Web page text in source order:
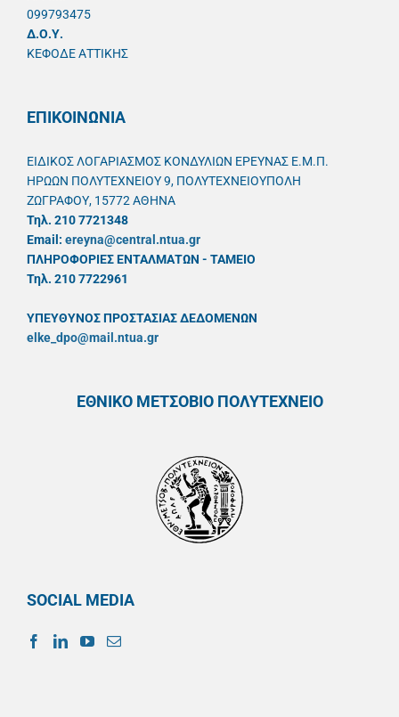
099793475
Δ.Ο.Υ.
ΚΕΦΟΔΕ ΑΤΤΙΚΗΣ
ΕΠΙΚΟΙΝΩΝΙΑ
ΕΙΔΙΚΟΣ ΛΟΓΑΡΙΑΣΜΟΣ ΚΟΝΔΥΛΙΩΝ ΕΡΕΥΝΑΣ Ε.Μ.Π.
ΗΡΩΩΝ ΠΟΛΥΤΕΧΝΕΙΟΥ 9, ΠΟΛΥΤΕΧΝΕΙΟΥΠΟΛΗ
ΖΩΓΡΑΦΟΥ, 15772 ΑΘΗΝΑ
Τηλ. 210 7721348
Email: ereyna@central.ntua.gr
ΠΛΗΡΟΦΟΡΙΕΣ ΕΝΤΑΛΜΑΤΩΝ - ΤΑΜΕΙΟ
Τηλ. 210 7722961
ΥΠΕΥΘYΝΟΣ ΠΡΟΣΤΑΣΙΑΣ ΔΕΔΟΜΕΝΩΝ
elke_dpo@mail.ntua.gr
ΕΘΝΙΚΟ ΜΕΤΣΟΒΙΟ ΠΟΛΥΤΕΧΝΕΙΟ
SOCIAL MEDIA